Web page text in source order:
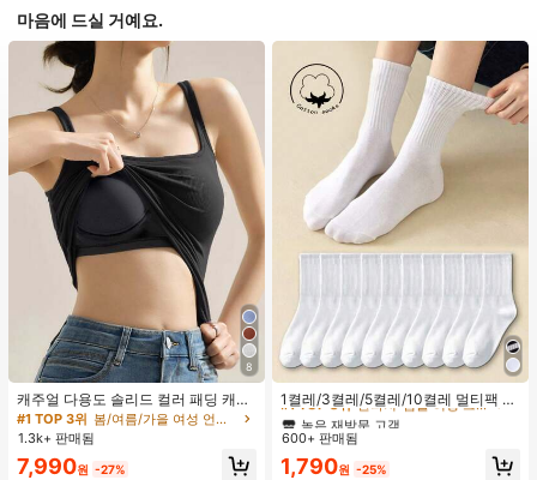
마음에 드실 거예요.
8
캐주얼 다용도 솔리드 컬러 패딩 캐미
솔
#1 TOP 3위
봄/여름/가을 여성 언더셔츠 상의
1.3k+ 판매됨
7,990원 -27%
1켤레/3켤레/5켤레/10켤레 멀티팩 여
성용 단색 미드-카프 양말, 통기성 면,
부드럽고 편안함, 일상복, 집, 사무실,
학교, 스포츠, 블랙 & 화이트, 가을에
적합
#1 TOP 3위
판타지-심플 여성 크루 양말
높은 재방문 고객
#1 TOP 3위
판타지-심플 여성 크루 양말
높은 재방문 고객
#1 TOP 3위
판타지-심플 여성 크루 양말
높은 재방문 고객
#1 TOP 3위
높은 재방문 고객
600+ 판매됨
1,790원 -25%